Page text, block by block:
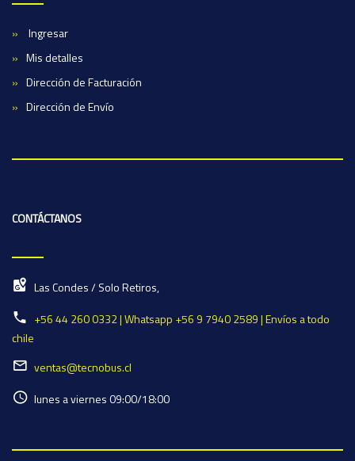
Ingresar
Mis detalles
Dirección de Facturación
Dirección de Envío
CONTÁCTANOS
Las Condes / Solo Retiros,
+56 44 260 0332 | Whatsapp +56 9 7940 2589 | Envíos a todo
chile
ventas@tecnobus.cl
lunes a viernes 09:00/18:00